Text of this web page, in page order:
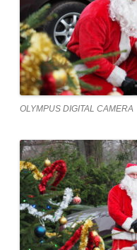
OLYMPUS DIGITAL CAMERA